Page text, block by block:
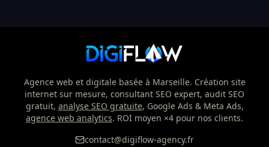
Agence web et digitale basée à Marseille. Création site
internet sur mesure, consultant SEO expert, audit SEO
gratuit, analyse SEO gratuite, Google Ads & Meta Ads,
agence web analytics. ROI moyen ×4 pour nos clients.
contact@digiflow-agency.fr